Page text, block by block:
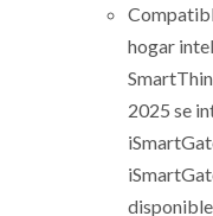
hogar
2025 se